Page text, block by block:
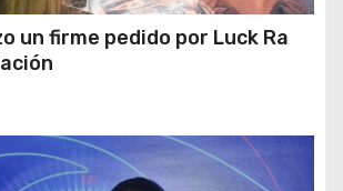
un firme pedido por Luck Ra